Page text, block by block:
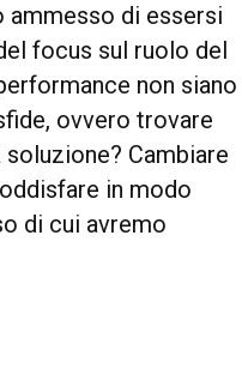
ammesso di essersi
focus sul ruolo del
non siano
ovvero trovare
Cambiare
in modo
di cui avremo